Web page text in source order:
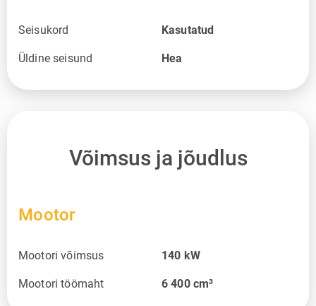
Seisukord Kasutatud
Üldine seisund Hea
Võimsus ja jõudlus
Mootor
Mootori võimsus 140 kW
Mootori töömaht 6 400 cm³